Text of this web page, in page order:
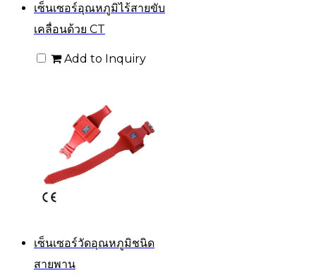
เซ็นเซอร์อุณหภูมิไร้สายขับ
เคลื่อนด้วย CT
Add to Inquiry
เซ็นเซอร์วัดอุณหภูมิชนิด
สายพาน